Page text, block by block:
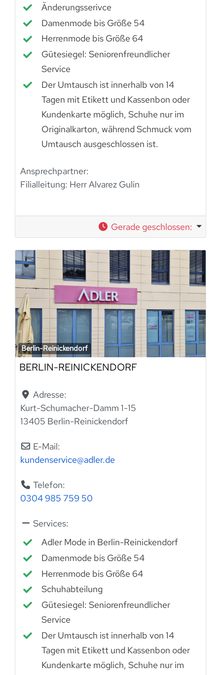
Änderungsserivce
Damenmode bis Größe 54
Herrenmode bis Größe 64
Gütesiegel: Seniorenfreundlicher
Service
Der Umtausch ist innerhalb von 14
Tagen mit Etikett und Kassenbon oder
Kundenkarte möglich, Schuhe nur im
Originalkarton, während Schmuck vom
Umtausch ausgeschlossen ist.
Ansprechpartner:
Filialleitung: Herr Alvarez Gulin
Gerade geschlossen:
Berlin-Reinickendorf
BERLIN-REINICKENDORF
Adresse:
Kurt-Schumacher-Damm 1-15
13405 Berlin-Reinickendorf
E-Mail:
kundenservice@adler.de
Telefon:
0304 985 759 50
Services:
Adler Mode in Berlin-Reinickendorf
Damenmode bis Größe 54
Herrenmode bis Größe 64
Schuhabteilung
Gütesiegel: Seniorenfreundlicher
Service
Der Umtausch ist innerhalb von 14
Tagen mit Etikett und Kassenbon oder
Kundenkarte möglich, Schuhe nur im